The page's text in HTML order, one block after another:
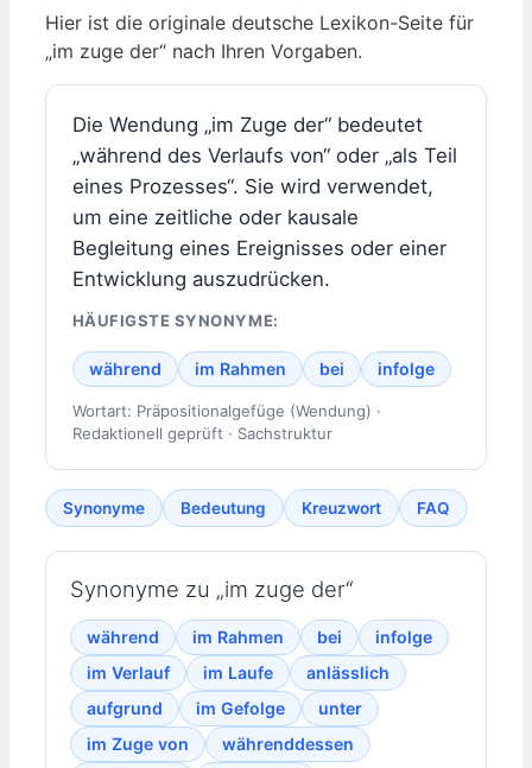
Hier ist die originale deutsche Lexikon-Seite für
„im zuge der“ nach Ihren Vorgaben.
Die Wendung „im Zuge der“ bedeutet
„während des Verlaufs von“ oder „als Teil
eines Prozesses“. Sie wird verwendet,
um eine zeitliche oder kausale
Begleitung eines Ereignisses oder einer
Entwicklung auszudrücken.
HÄUFIGSTE SYNONYME:
während im Rahmen bei infolge
Wortart: Präpositionalgefüge (Wendung) ·
Redaktionell geprüft · Sachstruktur
Synonyme Bedeutung Kreuzwort FAQ
Synonyme zu „im zuge der“
während im Rahmen bei
infolge
im Verlauf
im Laufe
anlässlich
aufgrund
im Gefolge
unter
im Zuge von
währenddessen